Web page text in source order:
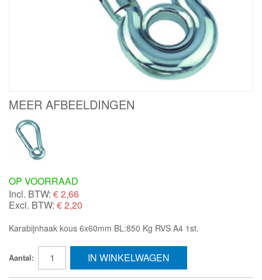
MEER AFBEELDINGEN
OP VOORRAAD
Incl. BTW: €2,66
Excl. BTW: € 2,20
Karabijnhaak kous 6x60mm BL:850 Kg RVS A4 1st.
Aantal: IN WINKELWAGEN